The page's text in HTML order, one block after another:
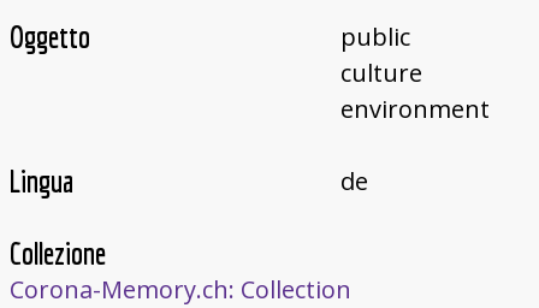
Oggetto
public
culture
environment
Lingua de
Collezione
Corona-Memory.ch: Collection